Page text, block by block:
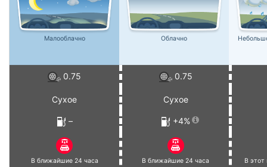
Малооблачно Облачно
0.75 0.75
Сухое Сухое
– +4%
В ближайшие 24 часа
В ближайшие 24 часа
В